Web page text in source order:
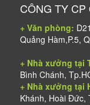
CÔNG TY CP
+ Văn phòng:
Quảng Hàm,P.5,
+ Nhà xưởng tại
Bình Chánh,
+ Nhà xưởng tại
Khánh, Hoài Đức,